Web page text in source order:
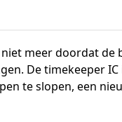
meer doordat
De timekeeper
te slopen, een